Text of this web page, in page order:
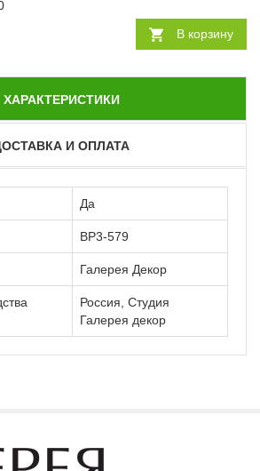
В корзину
ХАРАКТЕРИСТИКИ
И ОПЛАТА
Да
ВР3-579
Галерея Декор
Россия, Студия
Галерея декор